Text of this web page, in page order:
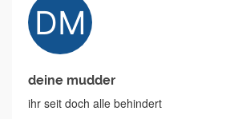
deine mudder
ihr seit doch alle behindert